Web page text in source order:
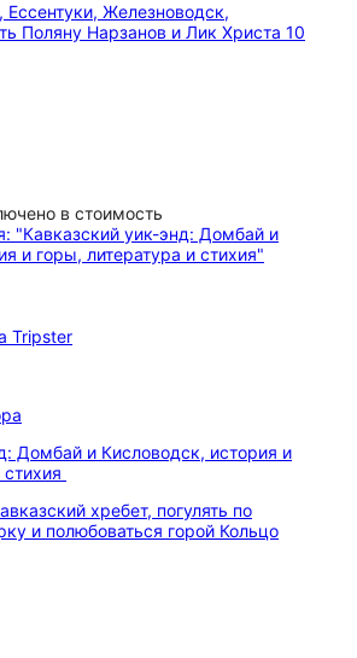
Ессентуки, Железноводск,
Поляну Нарзанов и Лик Христа 10
в стоимость
Домбай и Кисловодск, история и
хребет, погулять по
и полюбоваться горой Кольцо